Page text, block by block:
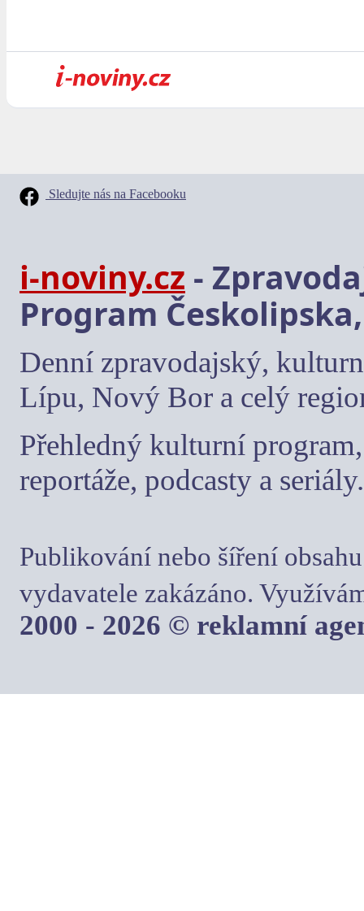
Sledujte nás na Facebooku
i-noviny.cz -
Program
Denní zpravodajský,
Lípu, Nový Bor a celý
Přehledný kulturní
reportáže, podcasty a seriály.
Publikování nebo šíření
vydavatele zakázáno.
2000 - 2026 © reklamní